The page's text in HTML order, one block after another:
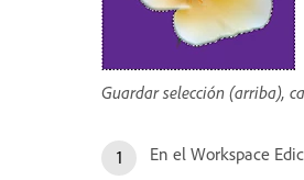
Guardar selección (arriba),
En el Workspace